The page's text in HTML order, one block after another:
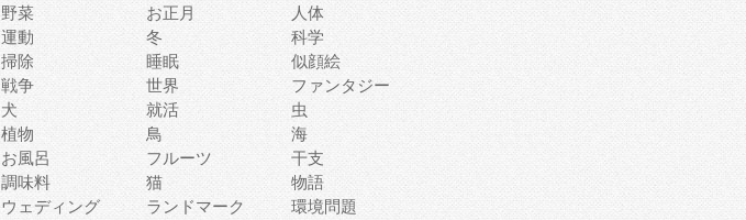
野菜 お正月
人体
運動 冬
科学
掃除 睡眠
似顔絵
戦争 世界
ファンタジー
犬 就活
虫
植物 鳥
海
お風呂 フルーツ
干支
調味料 猫
物語
ウェディング ランドマーク
環境問題